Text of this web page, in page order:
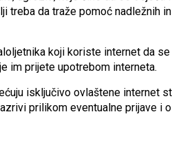
treba da traže pomoć nadležnih
koji koriste internet da
im prijete upotrebom interneta.
isključivo ovlaštene internet
prilikom eventualne prijave i